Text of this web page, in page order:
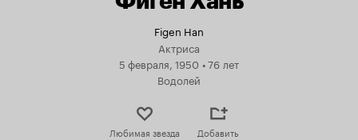
Figen Han
Актриса
5 февраля, 1950 •76 лет
Водолей
Любимая звезда Добавить